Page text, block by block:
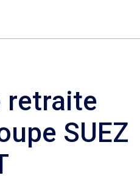
retraite
SUEZ